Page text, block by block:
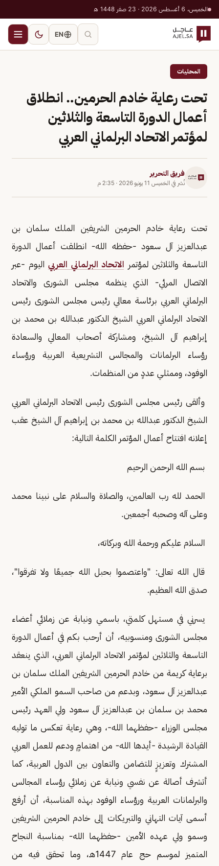
الخميس، 6 أغسطس 2026 · 23 صفر 1448 هـ
EN
المحليات
تحت رعاية خادم الحرمين.. انطلاق
أعمال الدورة التاسعة والثلاثين
لمؤتمر الاتحاد البرلماني العربي
فريق التحرير
نُشر في الخميس 11 يونيو 2026 · 2:35 م
تحت رعاية خادم الحرمين الشريفين الملك سلمان بن
عبدالعزيز آل سعود -حفظه الله- انطلقت أعمال الدورة
التاسعة والثلاثين لمؤتمر الاتحاد البرلماني العربي اليوم -عبر
الاتصال المرئي- الذي ينظمه مجلس الشورى والاتحاد
البرلماني العربي برئاسة معالي رئيس مجلس الشورى رئيس
الاتحاد البرلماني العربي الشيخ الدكتور عبدالله بن محمد بن
إبراهيم آل الشيخ، ومشاركة أصحاب المعالي والسعادة
رؤساء البرلمانات والمجالس التشريعية العربية ورؤساء
الوفود، وممثلي عددٍ من المنظمات.
وألقى رئيس مجلس الشورى رئيس الاتحاد البرلماني العربي
الشيخ الدكتور عبدالله بن محمد بن إبراهيم آل الشيخ عقب
إعلانه افتتاح أعمال المؤتمر الكلمة التالية:
بسم الله الرحمن الرحيم
الحمد لله رب العالمين، والصلاة والسلام على نبينا محمد
وعلى آله وصحبه أجمعين.
السلام عليكم ورحمة الله وبركاته،
قال الله تعالى: "واعتصموا بحبل الله جميعًا ولا تفرقوا"،
صدق الله العظيم.
يسرني في مستهل كلمتي، باسمي ونيابة عن زملائي أعضاء
مجلس الشورى ومنسوبيه، أن أرحب بكم في أعمال الدورة
التاسعة والثلاثين لمؤتمر الاتحاد البرلماني العربي، الذي ينعقد
برعاية كريمة من خادم الحرمين الشريفين الملك سلمان بن
عبدالعزيز آل سعود، وبدعم من صاحب السمو الملكي الأمير
محمد بن سلمان بن عبدالعزيز آل سعود ولي العهد رئيس
مجلس الوزراء -حفظهما الله-، وهي رعاية تعكس ما توليه
القيادة الرشيدة -أيدها الله- من اهتمامٍ ودعم للعمل العربي
المشترك وتعزيزٍ للتضامن والتعاون بين الدول العربية، كما
أتشرف أصالة عن نفسي ونيابة عن زملائي رؤساء المجالس
والبرلمانات العربية ورؤساء الوفود بهذه المناسبة، أن أرفع
أسمى آيات التهاني والتبريكات إلى خادم الحرمين الشريفين
وسمو ولي عهده الأمين -حفظهما الله- بمناسبة النجاح
المتميز لموسم حج عام 1447هـ، وما تحقق فيه من